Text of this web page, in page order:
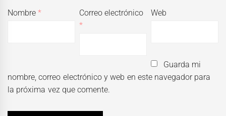
Nombre*
Correo electrónico
*
Web
Guarda mi
nombre, correo electrónico y web en este navegador para
la próxima vez que comente.